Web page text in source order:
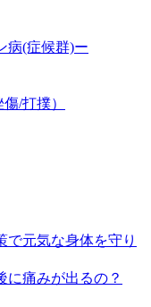
病(症候群)ー
/打撲）
で元気な身体を守り
に痛みが出るの？